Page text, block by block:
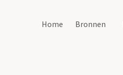
Home Bronnen